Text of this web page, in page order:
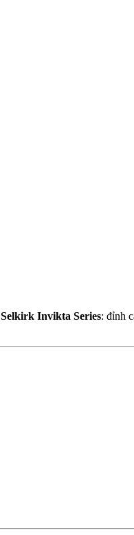
Selkirk Invikta Series: đỉnh